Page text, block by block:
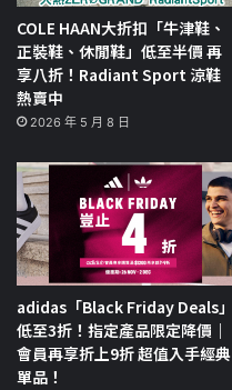
COLE HAAN大折扣「牛津鞋、
正裝鞋、休閒鞋」低至半價 再
享八折！Radiant Sport 涼鞋
熱賣中
2026 年 5 月 8 日
adidas「Black Friday Deals」
低至3折！指定產品限定降價｜
會員再享折上9折 超值入手經典
單品！